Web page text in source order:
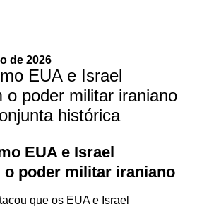
de 2026
EUA e Israel
o poder militar iraniano
histórica
EUA e Israel
o poder militar iraniano
que os EUA e Israel